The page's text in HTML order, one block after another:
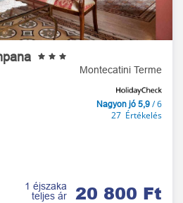
Montecatini Terme
Nagyon jó 5,9 / 6
27 Értékelés
1 éjszaka
teljes ár
20 800 Ft